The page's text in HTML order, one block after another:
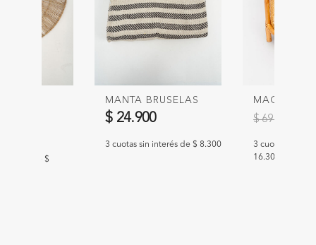
interés de $
MANTA BRUSELAS
$ 24.900
3 cuotas sin interés de $ 8.300
MACETA
Precio
$ 69.900
3 cuotas sin
16.300